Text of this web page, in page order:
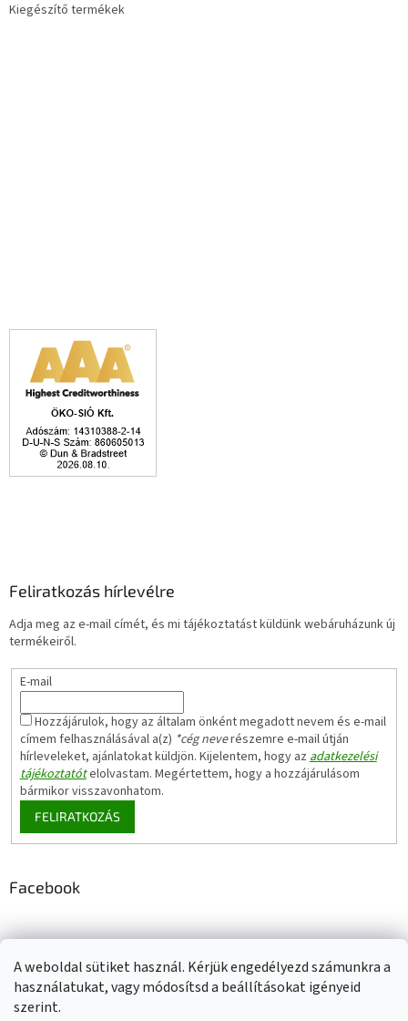
A weboldal sütiket használ. Kérjük engedélyezd számunkra a
használatukat, vagy módosítsd a beállításokat igényeid
szerint.
Kiegészítő termékek
Feliratkozás hírlevélre
Adja meg az e-mail címét, és mi tájékoztatást küldünk webáruházunk új
termékeiről.
E-mail
Hozzájárulok, hogy az általam önként megadott nevem és e-mail
címem felhasználásával a(z) *cég neverészemre e-mail útján
hírleveleket, ajánlatokat küldjön. Kijelentem, hogy azadatkezelési
tájékoztatótelolvastam. Megértettem, hogy a hozzájárulásom
bármikor visszavonhatom.
FELIRATKOZÁS
Facebook
Adatkezelési tájékoztató Elérhetőségeink Impresszum
Üzleti feltételek (ÁSZF) Jótállási tájékoztató